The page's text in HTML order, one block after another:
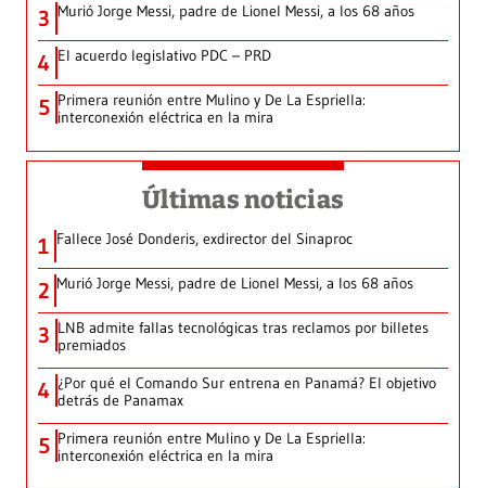
3 Murió Jorge Messi, padre de Lionel Messi, a los 68 años
4 El acuerdo legislativo PDC – PRD
5 Primera reunión entre Mulino y De La Espriella:
interconexión eléctrica en la mira
Últimas noticias
1 Fallece José Donderis, exdirector del Sinaproc
2 Murió Jorge Messi, padre de Lionel Messi, a los 68 años
3 LNB admite fallas tecnológicas tras reclamos por billetes
premiados
4 ¿Por qué el Comando Sur entrena en Panamá? El objetivo
detrás de Panamax
5 Primera reunión entre Mulino y De La Espriella:
interconexión eléctrica en la mira